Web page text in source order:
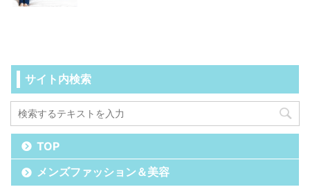
サイト内検索
TOP
メンズファッション＆美容